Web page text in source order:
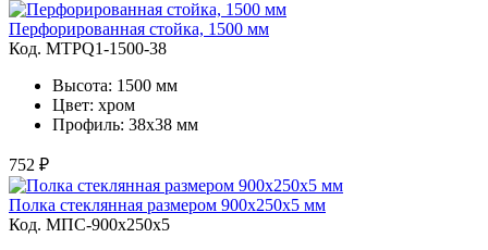
Перфорированная стойка, 1500 мм
Код. MTPQ1-1500-38
Высота: 1500 мм
Цвет: хром
Профиль: 38х38 мм
752 ₽
Полка стеклянная размером 900х250х5 мм
Код. MПС-900х250х5